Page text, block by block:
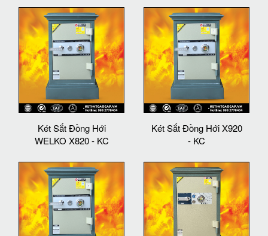
Két Sắt Đồng Hới
WELKO X820 - KC
Két Sắt Đồng Hới X920
- KC